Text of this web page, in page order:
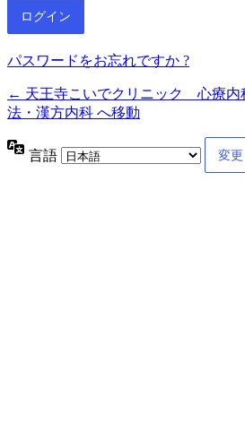
パスワードをお忘れですか ?
← 天王寺こいでクリニック 心療内
法・漢方内科 へ移動
言語